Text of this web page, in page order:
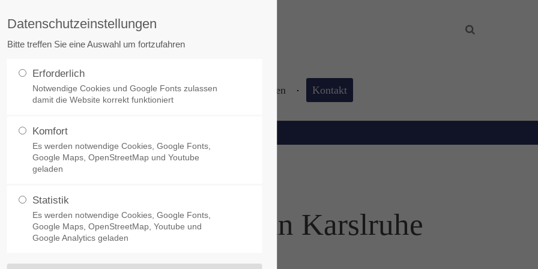
/ 365days
support for our customers
8:00am - 5:00pm(GMT
Get in touch
San Francisco, CA 94102
+44 1234 567 890
consectetuer adipiscing elit.
Aenean commodo ligula eget dolor.
FreiRäume Denkmalsanierung Kleiner Wohnen Kontakt
Passivhauskongress: 28. Juni auf CEB in Karslruhe
28. Juni auf CEB in Karslruhe
Datenschutzeinstellungen
Bitte treffen Sie eine Auswahl um fortzufahren
Erforderlich
Notwendige Cookies und Google Fonts zulassen
damit die Website korrekt funktioniert
Komfort
Es werden notwendige Cookies, Google Fonts,
Google Maps, OpenStreetMap und Youtube
geladen
Statistik
Es werden notwendige Cookies, Google Fonts,
Google Maps, OpenStreetMap, Youtube und
Google Analytics geladen